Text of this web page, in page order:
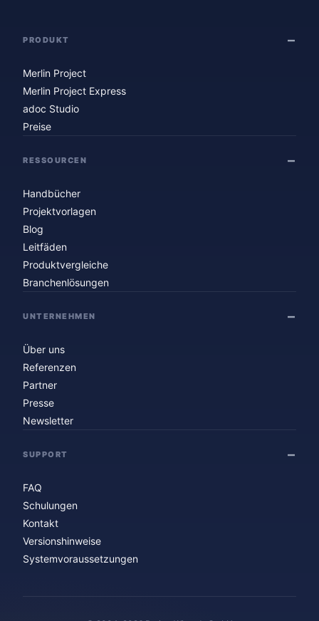
PRODUKT
Merlin Project
Merlin Project Express
adoc Studio
Preise
RESSOURCEN
Handbücher
Projektvorlagen
Blog
Leitfäden
Produktvergleiche
Branchenlösungen
UNTERNEHMEN
Über uns
Referenzen
Partner
Presse
Newsletter
SUPPORT
FAQ
Schulungen
Kontakt
Versionshinweise
Systemvoraussetzungen